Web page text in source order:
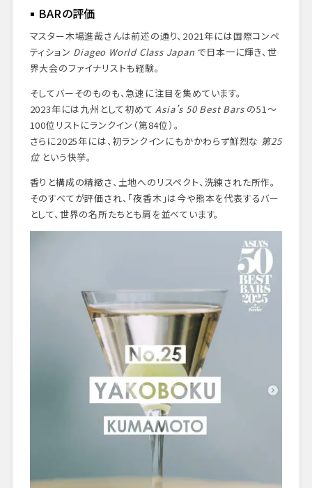
BARの評価
マスター木場進哉さんは前述の通り、2021年には国際コンペ
ティション Diageo World Class Japan で日本一に輝き、世
界大会のファイナリストも経験。
そしてバーそのものも、急速に注目を集めています。
2023年には九州として初めてAsia’s 50 Best Barsの51〜
100位リストにランクイン（第84位）。
さらに2025年には、初ランクインにもかかわらず鮮烈な 第25
位という快挙。
香りと構成の精緻さ、土地へのリスペクト、洗練された所作。
そのすべてが評価され、「夜香木」は今や熊本を代表するバー
として、世界の名所たちとも肩を並べています。